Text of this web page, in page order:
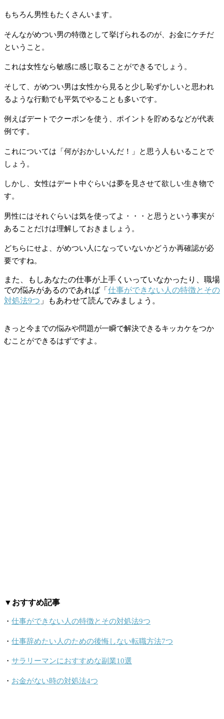
もちろん男性もたくさんいます。
そんながめつい男の特徴として挙げられるのが、お金にケチだ
ということ。
これは女性なら敏感に感じ取ることができるでしょう。
そして、がめつい男は女性から見ると少し恥ずかしいと思われ
るような行動でも平気でやることも多いです。
例えばデートでクーポンを使う、ポイントを貯めるなどが代表
例です。
これについては「何がおかしいんだ！」と思う人もいることで
しょう。
しかし、女性はデート中ぐらいは夢を見させて欲しい生き物で
す。
男性にはそれぐらいは気を使ってよ・・・と思うという事実が
あることだけは理解しておきましょう。
どちらにせよ、がめつい人になっていないかどうか再確認が必
要ですね。
また、もしあなたの仕事が上手くいっていなかったり、職場
での悩みがあるのであれば「 仕事ができない人の特徴とその
対処法9つ 」もあわせて読んでみましょう。
きっと今までの悩みや問題が一瞬で解決できるキッカケをつか
むことができるはずですよ。
▼おすすめ記事
・ 仕事ができない人の特徴とその対処法9つ
・ 仕事辞めたい人のための後悔しない転職方法7つ
・ サラリーマンにおすすめな副業10選
・ お金がない時の対処法4つ